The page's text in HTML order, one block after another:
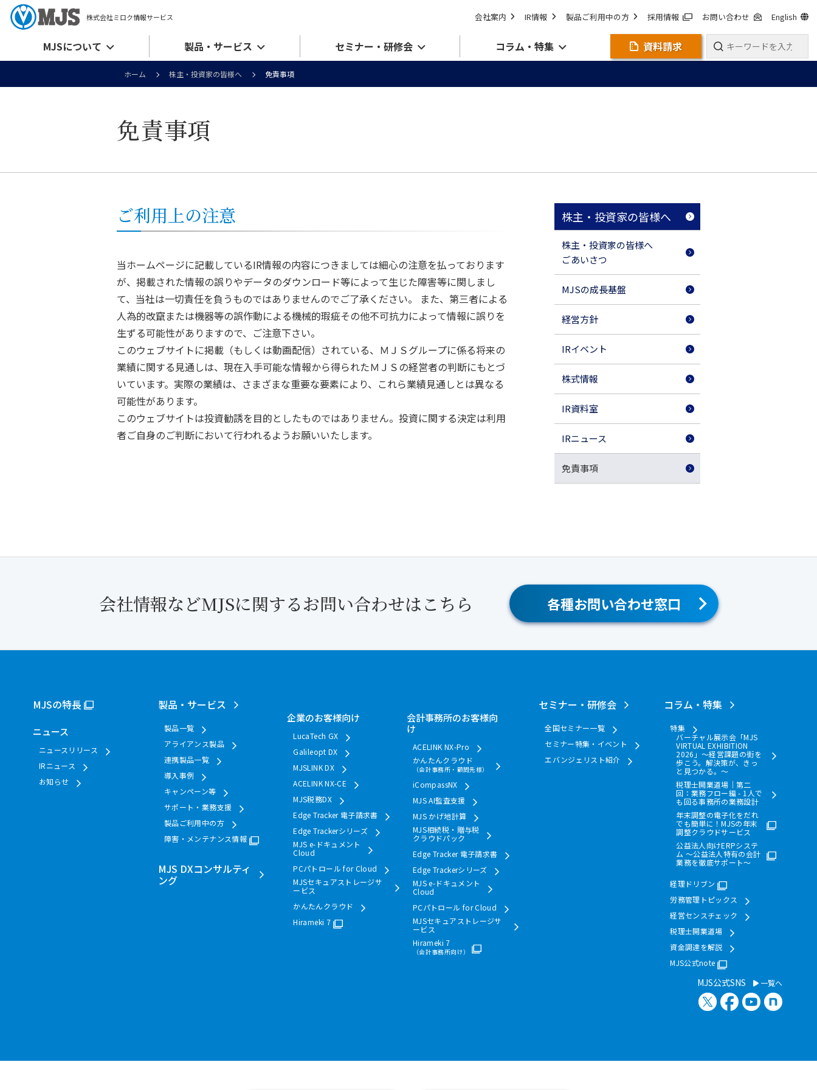
株式会社ミロク情報サービス 会社案内 IR情報 製品ご利用中の方 採用情報 お問い合わせ English
MJSについて 製品・サービス セミナー・研修会 コラム・特集 資料請求
ホーム 株主・投資家の皆様へ 免責事項
免責事項
ご利用上の注意
当ホームページに記載しているIR情報の内容につきましては細心の注意を払っております
が、掲載された情報の誤りやデータのダウンロード等によって生じた障害等に関しまし
て、当社は一切責任を負うものではありませんのでご了承ください。 また、第三者による
人為的改竄または機器等の誤作動による機械的瑕疵その他不可抗力によって情報に誤りを
生ずる可能性がありますので、ご注意下さい。
このウェブサイトに掲載（もしくは動画配信）されている、ＭＪＳグループに係る将来の
業績に関する見通しは、現在入手可能な情報から得られたＭＪＳの経営者の判断にもとづ
いています。実際の業績は、さまざまな重要な要素により、これら業績見通しとは異なる
可能性があります。
このウェブサイトは投資勧誘を目的としたものではありません。投資に関する決定は利用
者ご自身のご判断において行われるようお願いいたします。
株主・投資家の皆様へ
株主・投資家の皆様へ
ごあいさつ
MJSの成長基盤
経営方針
IRイベント
株式情報
IR資料室
IRニュース
免責事項
会社情報などMJSに関するお問い合わせはこちら 各種お問い合わせ窓口
MJSの特長
ニュース
ニュースリリース
IRニュース
お知らせ
製品・サービス
製品一覧
アライアンス製品
連携製品一覧
導入事例
キャンペーン等
サポート・業務支援
製品ご利用中の方
障害・メンテナンス情報
MJS DXコンサルティ
ング
企業のお客様向け
LucaTech GX
Galileopt DX
MJSLINK DX
ACELINK NX-CE
MJS税務DX
Edge Tracker 電子請求書
Edge Trackerシリーズ
MJS e-ドキュメント
Cloud
PCパトロール for Cloud
MJSセキュアストレージサ
ービス
かんたんクラウド
Hirameki 7
会計事務所のお客様向
け
ACELINK NX-Pro
かんたんクラウド
（会計事務所・顧問先様）
iCompassNX
MJS AI監査支援
MJS かげ地計算
MJS相続税・贈与税
クラウドパック
Edge Tracker 電子請求書
Edge Trackerシリーズ
MJS e-ドキュメント
Cloud
PCパトロール for Cloud
MJSセキュアストレージサ
ービス
Hirameki 7
（会計事務所向け）
セミナー・研修会
全国セミナー一覧
セミナー特集・イベント
エバンジェリスト紹介
コラム・特集
特集
バーチャル展示会「MJS
VIRTUAL EXHIBITION
2026」～経営課題の街を
歩こう。解決策が、きっ
と見つかる。～
税理士開業道場｜第二
回：業務フロー編 - 1人で
も回る事務所の業務設計
年末調整の電子化をだれ
でも簡単に！MJSの年末
調整クラウドサービス
公益法人向けERPシステ
ム ～公益法人特有の会計
業務を徹底サポート～
経理ドリブン
労務管理トピックス
経営センスチェック
税理士開業道場
資金調達を解説
MJS公式note
MJS公式SNS 一覧へ
X（旧Twitter）
Facebook
YouTube
note